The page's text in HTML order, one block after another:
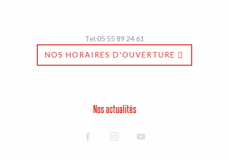
Tel:05 55 89 24 61
NOS HORAIRES D'OUVERTURE
Nos actualités